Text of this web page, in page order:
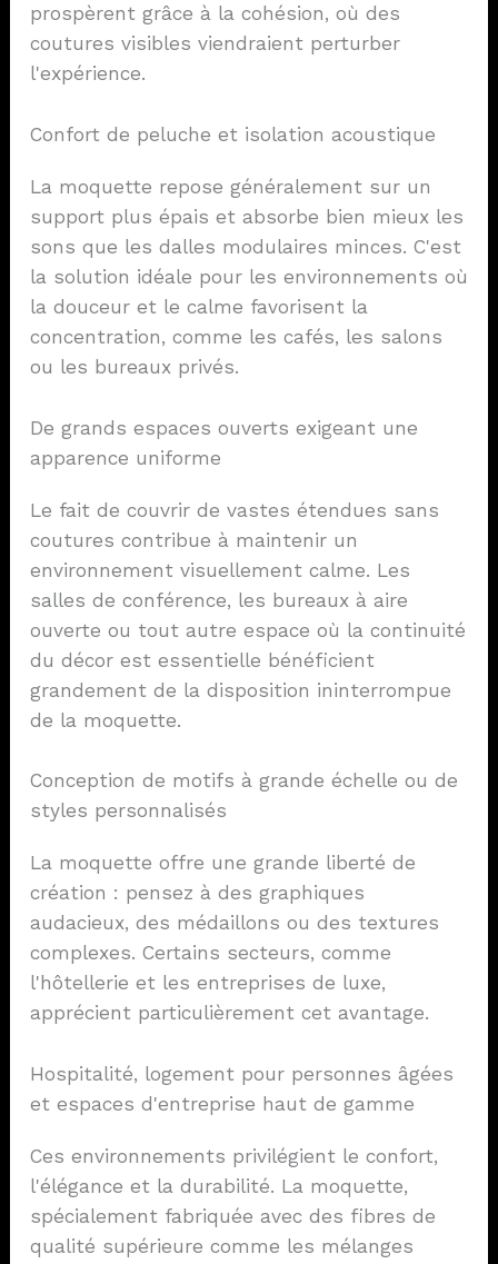
prospèrent grâce à la cohésion, où des
coutures visibles viendraient perturber
l'expérience.
Confort de peluche et isolation acoustique
La moquette repose généralement sur un
support plus épais et absorbe bien mieux les
sons que les dalles modulaires minces. C'est
la solution idéale pour les environnements où
la douceur et le calme favorisent la
concentration, comme les cafés, les salons
ou les bureaux privés.
De grands espaces ouverts exigeant une
apparence uniforme
Le fait de couvrir de vastes étendues sans
coutures contribue à maintenir un
environnement visuellement calme. Les
salles de conférence, les bureaux à aire
ouverte ou tout autre espace où la continuité
du décor est essentielle bénéficient
grandement de la disposition ininterrompue
de la moquette.
Conception de motifs à grande échelle ou de
styles personnalisés
La moquette offre une grande liberté de
création : pensez à des graphiques
audacieux, des médaillons ou des textures
complexes. Certains secteurs, comme
l'hôtellerie et les entreprises de luxe,
apprécient particulièrement cet avantage.
Hospitalité, logement pour personnes âgées
et espaces d'entreprise haut de gamme
Ces environnements privilégient le confort,
l'élégance et la durabilité. La moquette,
spécialement fabriquée avec des fibres de
qualité supérieure comme les mélanges